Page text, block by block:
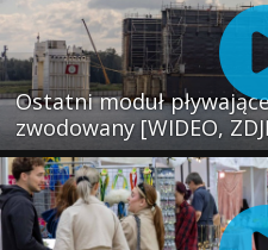
Ostatni moduł
zwodowany [WIDEO,